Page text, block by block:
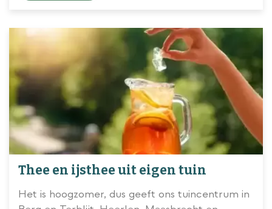
de zomer nu niet een lekker verkoelend ijsje of
frisse sorbet? Ook die kun je zelf maken.
Thee en ijsthee uit eigen tuin
Het is hoogzomer, dus geeft ons tuincentrum in